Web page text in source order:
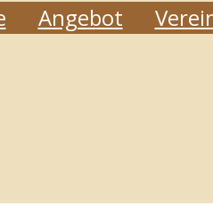
Angebot